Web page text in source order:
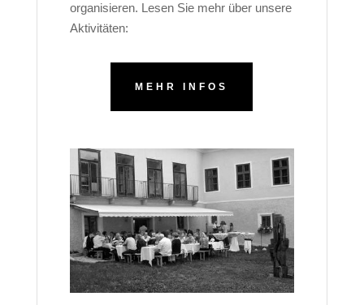
organisieren. Lesen Sie mehr über unsere
Aktivitäten:
MEHR INFOS